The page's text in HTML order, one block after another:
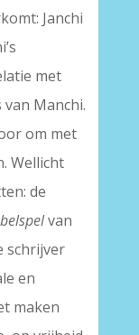
Janchi
met
Manchi.
om met
Wellicht
de
van
schrijver
en
maken